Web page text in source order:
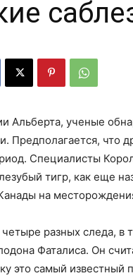
Альберта, ученые
Предполагается, что
Специалисты
тигр, как еще
на
разных следа,
Фаталиса. Он
это самый